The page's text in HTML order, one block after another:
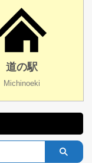
道の駅
Michinoeki